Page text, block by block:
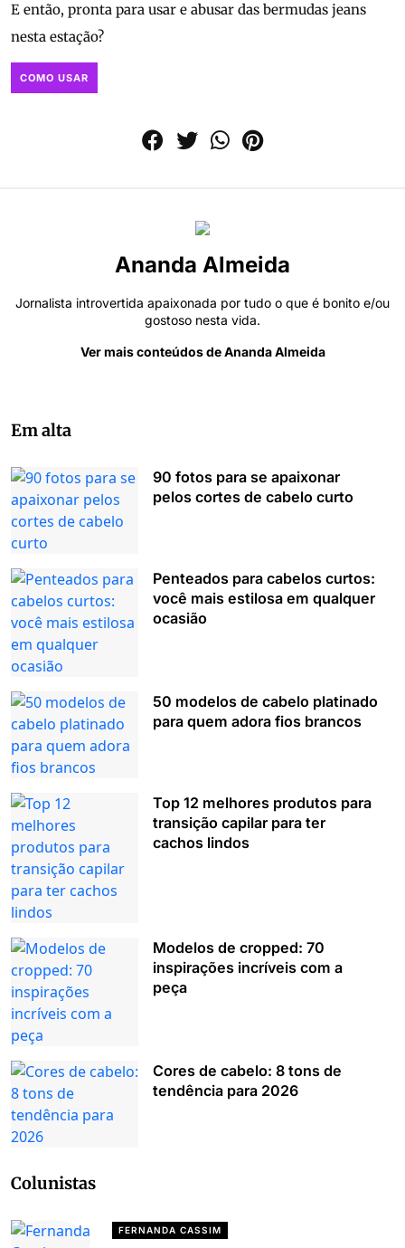
E então, pronta para usar e abusar das bermudas jeans
nesta estação?
COMO USAR
Ananda Almeida
Jornalista introvertida apaixonada por tudo o que é bonito e/ou
gostoso nesta vida.
Ver mais conteúdos de Ananda Almeida
Em alta
90 fotos para se apaixonar
pelos cortes de cabelo curto
Penteados para cabelos curtos:
você mais estilosa em qualquer
ocasião
50 modelos de cabelo platinado
para quem adora fios brancos
Top 12 melhores produtos para
transição capilar para ter
cachos lindos
Modelos de cropped: 70
inspirações incríveis com a
peça
Cores de cabelo: 8 tons de
tendência para 2026
Colunistas
FERNANDA CASSIM